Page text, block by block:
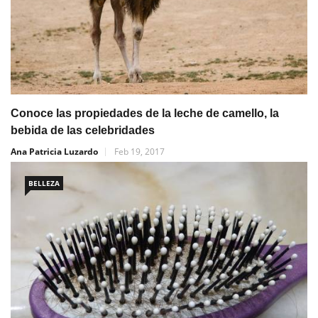
Conoce las propiedades de la leche de camello, la
bebida de las celebridades
Ana Patricia Luzardo
Feb 19, 2017
BELLEZA